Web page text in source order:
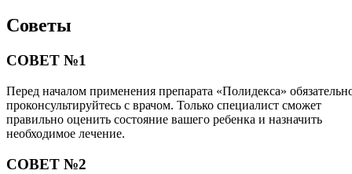
Советы
СОВЕТ №1
Перед началом применения препарата «Полидекса»
проконсультируйтесь с врачом. Только специалист сможет
правильно оценить состояние вашего ребенка и назначить
необходимое лечение.
СОВЕТ №2